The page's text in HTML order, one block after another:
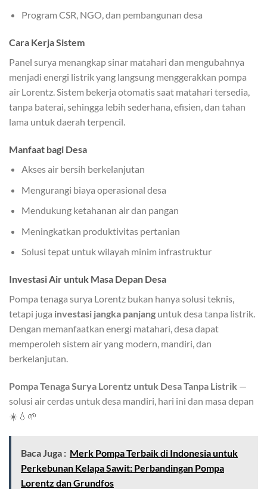
Program CSR, NGO, dan pembangunan desa
Cara Kerja Sistem
Panel surya menangkap sinar matahari dan mengubahnya
menjadi energi listrik yang langsung menggerakkan pompa
air Lorentz. Sistem bekerja otomatis saat matahari tersedia,
tanpa baterai, sehingga lebih sederhana, efisien, dan tahan
lama untuk daerah terpencil.
Manfaat bagi Desa
Akses air bersih berkelanjutan
Mengurangi biaya operasional desa
Mendukung ketahanan air dan pangan
Meningkatkan produktivitas pertanian
Solusi tepat untuk wilayah minim infrastruktur
Investasi Air untuk Masa Depan Desa
Pompa tenaga surya Lorentz bukan hanya solusi teknis,
tetapi juga investasi jangka panjang untuk desa tanpa listrik.
Dengan memanfaatkan energi matahari, desa dapat
memperoleh sistem air yang modern, mandiri, dan
berkelanjutan.
Pompa Tenaga Surya Lorentz untuk Desa Tanpa Listrik —
solusi air cerdas untuk desa mandiri, hari ini dan masa depan
☀️💧🌱
Baca Juga : Merk Pompa Terbaik di Indonesia untuk
Perkebunan Kelapa Sawit: Perbandingan Pompa
Lorentz dan Grundfos